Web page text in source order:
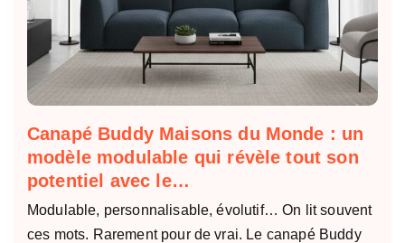
Canapé Buddy Maisons du Monde : un
modèle modulable qui révèle tout son
potentiel avec le…
Modulable, personnalisable, évolutif… On lit souvent
ces mots. Rarement pour de vrai. Le canapé Buddy